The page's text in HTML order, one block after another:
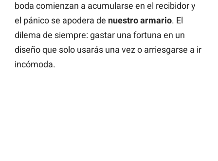
boda comienzan a acumularse en el recibidor y
el pánico se apodera de nuestro armario. El
dilema de siempre: gastar una fortuna en un
diseño que solo usarás una vez o arriesgarse a ir
incómoda.